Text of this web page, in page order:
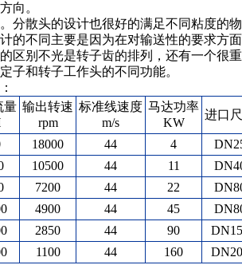
向。
分散头的设计也很好的满足不同粘度的
的不同主要是因为在对输送性的要求方
区别不光是转子齿的排列，还有一个很
子和转子工作头的不同功能。
量 输出转速
rpm
标准线速度
m/s
马达功率
KW
进口
18000 44 4
10500 44 11
7200 44 22
4900 44 45
2850 44 90
1100 44 160